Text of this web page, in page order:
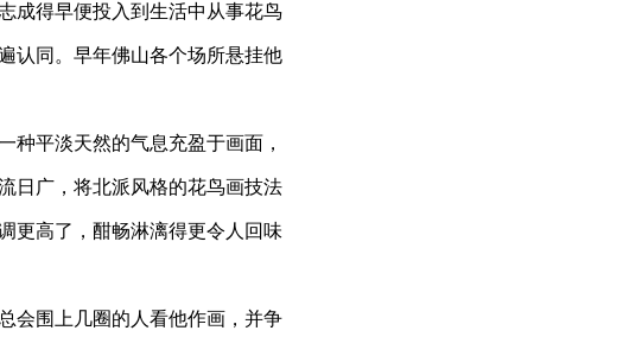
成得早便投入到生活中从事花鸟
认同。早年佛山各个场所悬挂他
平淡天然的气息充盈于画面，
日广，将北派风格的花鸟画技法
更高了，酣畅淋漓得更令人回味
围上几圈的人看他作画，并争